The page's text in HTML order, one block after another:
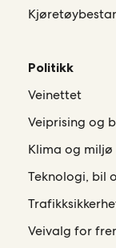
Politikk
Veinettet
Veiprising og
Klima og miljø
Teknologi, bil
Veivalg for